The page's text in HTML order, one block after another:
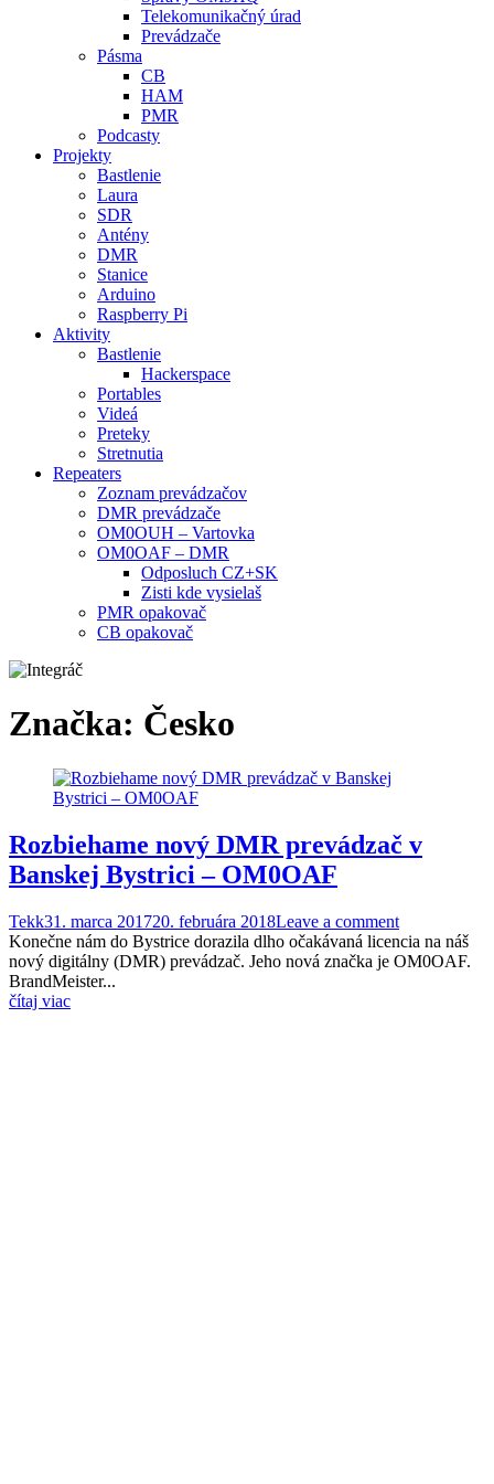
Telekomunikačný úrad
Prevádzače
Pásma
CB
HAM
PMR
Podcasty
Projekty
Bastlenie
Laura
SDR
Antény
DMR
Stanice
Arduino
Raspberry Pi
Aktivity
Bastlenie
Hackerspace
Portables
Videá
Preteky
Stretnutia
Repeaters
Zoznam prevádzačov
DMR prevádzače
OM0OUH – Vartovka
OM0OAF – DMR
Odposluch CZ+SK
Zisti kde vysielaš
PMR opakovač
CB opakovač
Značka: Česko
Rozbiehame nový DMR prevádzač v
Banskej Bystrici – OM0OAF
Tekk31. marca 201720. februára 2018Leave a comment
Konečne nám do Bystrice dorazila dlho očakávaná licencia na náš
nový digitálny (DMR) prevádzač. Jeho nová značka je OM0OAF.
BrandMeister...
čítaj viac